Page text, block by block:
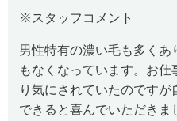
※スタッフコメント
男性特有の濃い毛も多く
もなくなっています。お
り気にされていたのです
できると喜んでいただき